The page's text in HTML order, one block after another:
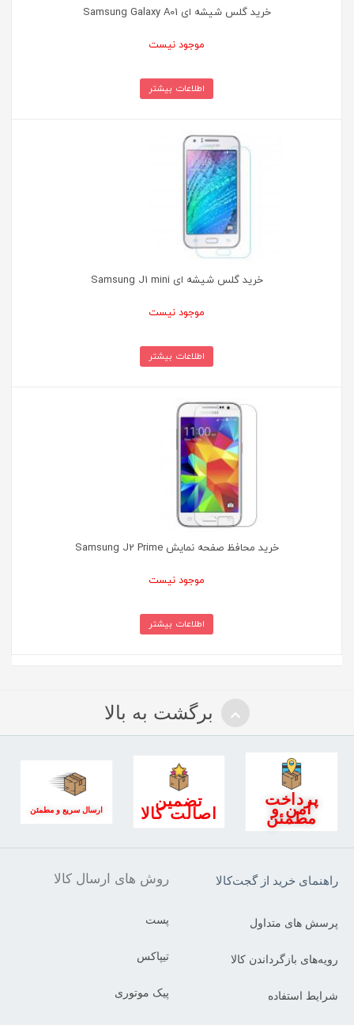
خرید گلس شیشه ای Samsung Galaxy A01
موجود نیست
اطلاعات بیشتر
خرید گلس شیشه ای Samsung J1 mini
موجود نیست
اطلاعات بیشتر
خرید محافظ صفحه نمایش Samsung J2 Prime
موجود نیست
اطلاعات بیشتر
برگشت به بالا
پرداخت
امن و
مطمئن
تضمین
اصالت کالا ارسال سریع و مطمئن
راهنمای خرید از گجت‌کالا
پرسش های متداول
رویه‌های بازگرداندن کالا
شرایط استفاده
روش های ارسال کالا
پست
تیپاکس
پیک موتوری